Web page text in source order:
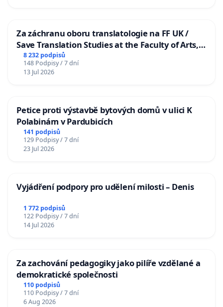
Za záchranu oboru translatologie na FF UK /
Save Translation Studies at the Faculty of Arts,
Charles University
8 232 podpisů
148 Podpisy / 7 dní
13 Jul 2026
Petice proti výstavbě bytových domů v ulici K
Polabinám v Pardubicích
141 podpisů
129 Podpisy / 7 dní
23 Jul 2026
Vyjádření podpory pro udělení milosti – Denis
1 772 podpisů
122 Podpisy / 7 dní
14 Jul 2026
Za zachování pedagogiky jako pilíře vzdělané a
demokratické společnosti
110 podpisů
110 Podpisy / 7 dní
6 Aug 2026